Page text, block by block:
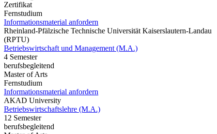
Zertifikat
Fernstudium
Informationsmaterial anfordern
Rheinland-Pfälzische Technische Universität Kaiserslautern-Landau
(RPTU)
Betriebswirtschaft und Management (M.A.)
4 Semester
berufsbegleitend
Master of Arts
Fernstudium
Informationsmaterial anfordern
AKAD University
Betriebswirtschaftslehre (M.A.)
12 Semester
berufsbegleitend